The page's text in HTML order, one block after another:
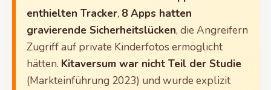
enthielten Tracker, 8 Apps hatten
gravierende Sicherheitslücken, die Angreifern
Zugriff auf private Kinderfotos ermöglicht
hätten. Kitaversum war nicht Teil der Studie
(Markteinführung 2023) und wurde explizit